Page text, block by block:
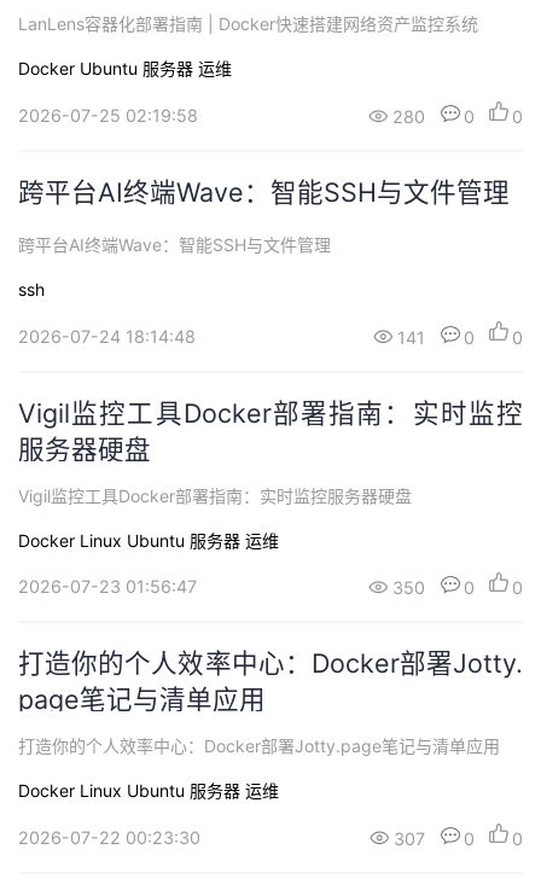
LanLens容器化部署指南 | Docker快速搭建网络资产监控系统
Docker Ubuntu 服务器 运维
2026-07-25 02:19:58 280 0 0
跨平台AI终端Wave：智能SSH与文件管理
跨平台AI终端Wave：智能SSH与文件管理
ssh
2026-07-24 18:14:48 141 0 0
Vigil监控工具Docker部署指南：实时监控
服务器硬盘
Vigil监控工具Docker部署指南：实时监控服务器硬盘
Docker Linux Ubuntu 服务器 运维
2026-07-23 01:56:47 350 0 0
打造你的个人效率中心：Docker部署Jotty.
page笔记与清单应用
打造你的个人效率中心：Docker部署Jotty.page笔记与清单应用
Docker Linux Ubuntu 服务器 运维
2026-07-22 00:23:30 307 0 0